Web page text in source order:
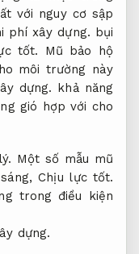
với nguy cơ sập
phí xây dựng. bụi
tốt. Mũ bảo hộ
môi trường này
dựng. khả năng
gió hợp với cho
Một số mẫu mũ
Chịu lực tốt.
trong điều kiện
dựng.